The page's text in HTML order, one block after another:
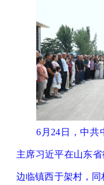
6月24日，中共
主席习近平在山东
边临镇西于架村，